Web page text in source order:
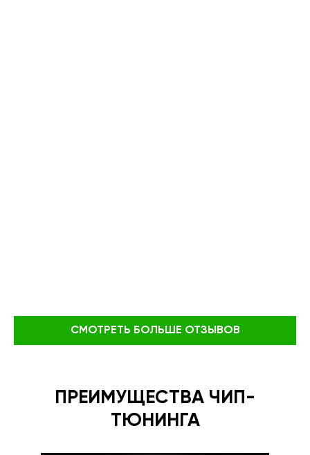
СМОТРЕТЬ БОЛЬШЕ ОТЗЫВОВ
ПРЕИМУЩЕСТВА ЧИП-
ТЮНИНГА